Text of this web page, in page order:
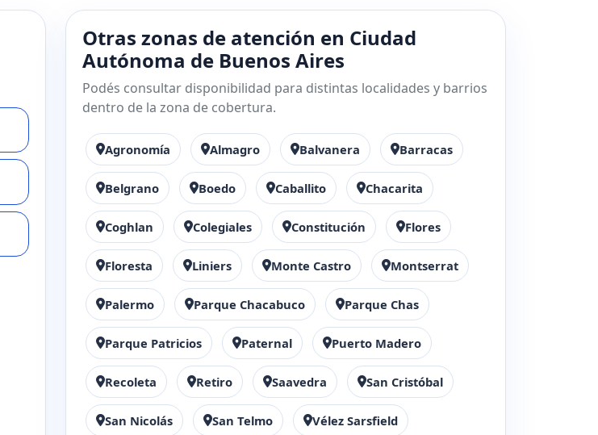
Otras zonas de atención en Ciudad
Autónoma de Buenos Aires
Podés consultar disponibilidad para distintas localidades y barrios
dentro de la zona de cobertura.
Agronomía Almagro Balvanera Barracas
Belgrano Boedo Caballito Chacarita
Coghlan Colegiales Constitución Flores
Floresta Liniers Monte Castro Montserrat
Palermo Parque Chacabuco Parque Chas
Parque Patricios Paternal Puerto Madero
Recoleta Retiro Saavedra San Cristóbal
San Nicolás San Telmo Vélez Sarsfield